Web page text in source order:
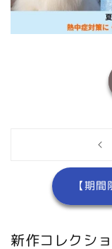
【期
新作コレクシ